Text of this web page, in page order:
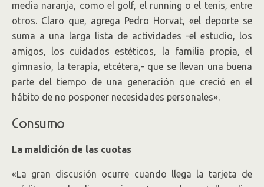
media naranja, como el golf, el running o el tenis, entre
otros. Claro que, agrega Pedro Horvat, «el deporte se
suma a una larga lista de actividades -el estudio, los
amigos, los cuidados estéticos, la familia propia, el
gimnasio, la terapia, etcétera,- que se llevan una buena
parte del tiempo de una generación que creció en el
hábito de no posponer necesidades personales».
Consumo
La maldición de las cuotas
«La gran discusión ocurre cuando llega la tarjeta de